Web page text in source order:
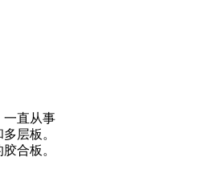
一直从事
层板。
合板。